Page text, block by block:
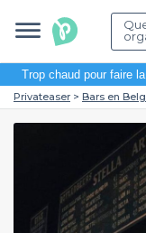
Trop chaud pour faire
Privateaser Bars en